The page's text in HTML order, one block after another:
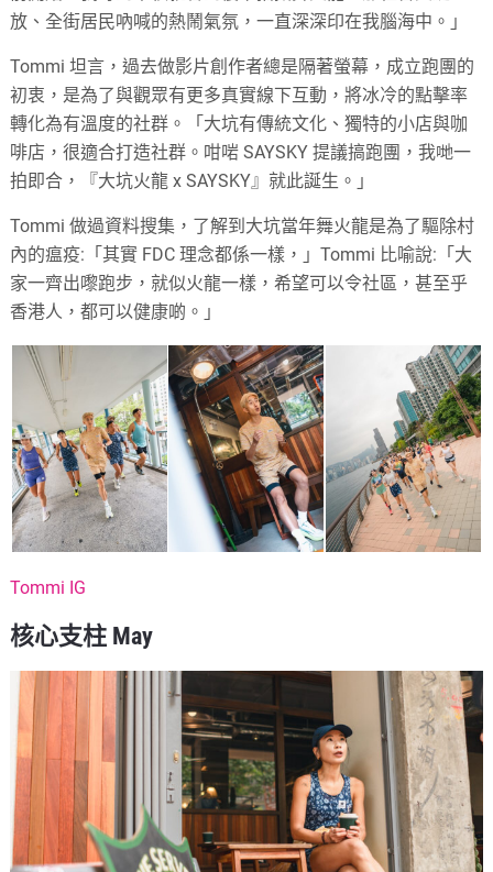
放、全街居民吶喊的熱鬧氣氛，一直深深印在我腦海中。」
Tommi 坦言，過去做影片創作者總是隔著螢幕，成立跑團的
初衷，是為了與觀眾有更多真實線下互動，將冰冷的點擊率
轉化為有溫度的社群。「大坑有傳統文化、獨特的小店與咖
啡店，很適合打造社群。咁啱 SAYSKY 提議搞跑團，我哋一
拍即合，『大坑火龍 x SAYSKY』就此誕生。」
Tommi 做過資料搜集，了解到大坑當年舞火龍是為了驅除村
內的瘟疫:「其實 FDC 理念都係一樣，」Tommi 比喻說:「大
家一齊出嚟跑步，就似火龍一樣，希望可以令社區，甚至乎
香港人，都可以健康啲。」
Tommi IG
核心支柱 May